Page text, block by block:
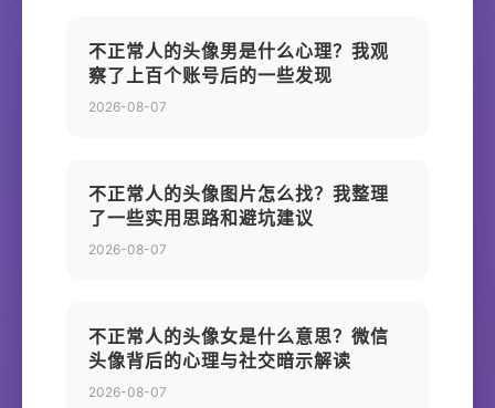
不正常人的头像男是什么心理？我观
察了上百个账号后的一些发现
2026-08-07
不正常人的头像图片怎么找？我整理
了一些实用思路和避坑建议
2026-08-07
不正常人的头像女是什么意思？微信
头像背后的心理与社交暗示解读
2026-08-07